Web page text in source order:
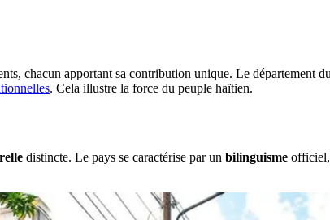
chacun apportant sa contribution unique. Le département
. Cela illustre la force du peuple haïtien.
distincte. Le pays se caractérise par un bilinguisme